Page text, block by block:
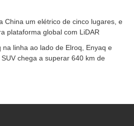
China um elétrico de cinco lugares, e
plataforma global com LiDAR
na linha ao lado de Elroq, Enyaq e
chega a superar 640 km de